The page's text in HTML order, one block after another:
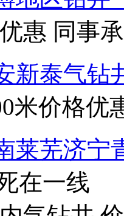
惠 同事
新泰气钻
米价格优
莱芜济宁
在一线